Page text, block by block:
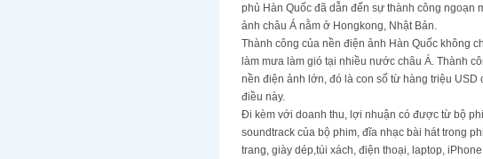
phủ Hàn Quốc đã dẫn đến sự thành công ngoạn
ảnh châu Á nằm ở Hongkong, Nhật Bản.
Thành công của nền điện ảnh Hàn Quốc không
làm mưa làm gió tại nhiều nước châu Á. Thành
nền điện ảnh lớn, đó là con số từ hàng triệu
điều này.
Đi kèm với doanh thu, lợi nhuận có được từ bộ
soundtrack của bộ phim, đĩa nhạc bài hát trong
trang, giày dép,túi xách, điện thoại, laptop,